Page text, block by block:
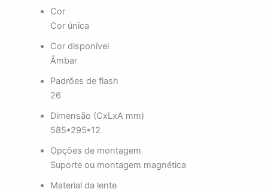
Cor
Cor única
Cor disponível
Âmbar
Padrões de flash
26
Dimensão (CxLxA mm)
585*295*12
Opções de montagem
Suporte ou montagem magnética
Material da lente